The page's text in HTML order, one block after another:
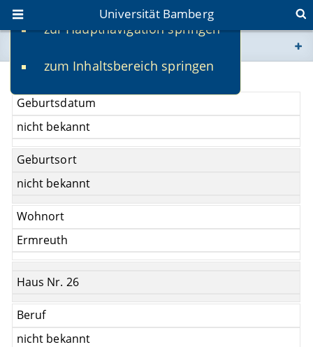
zur Hauptnavigation springen
zum Inhaltsbereich springen
Universität Bamberg
www.uni-bamberg.de
univis.uni-bamberg.de
fis.uni-bamberg.de
Alma Schwarzhaupt, geb. ?
Geburtsdatum
nicht bekannt
Geburtsort
nicht bekannt
Wohnort
Ermreuth
Haus Nr. 26
Beruf
nicht bekannt